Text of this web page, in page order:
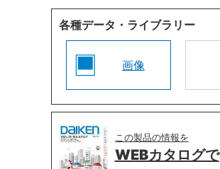
各種データ・ライブラリー
画像
この製品の情報を
WEBカタログで